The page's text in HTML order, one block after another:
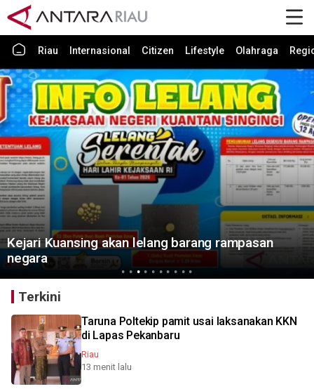
Riau Internasional Citizen Lifestyle Olahraga
barang rampasan
Menteri PU RI akan
Kuansing
Terkini
Taruna Poltekip pamit usai laksanakan KKN
di Lapas Pekanbaru
Riau
13 menit lalu